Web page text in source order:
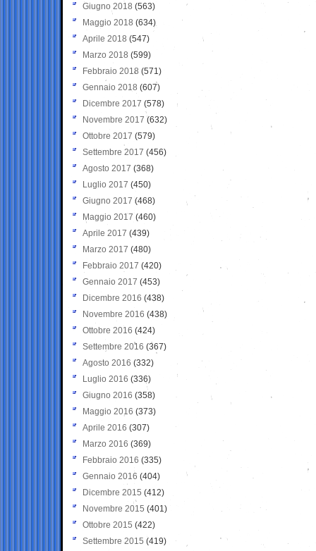
Giugno 2018 (563)
Maggio 2018 (634)
Aprile 2018 (547)
Marzo 2018 (599)
Febbraio 2018 (571)
Gennaio 2018 (607)
Dicembre 2017 (578)
Novembre 2017 (632)
Ottobre 2017 (579)
Settembre 2017 (456)
Agosto 2017 (368)
Luglio 2017 (450)
Giugno 2017 (468)
Maggio 2017 (460)
Aprile 2017 (439)
Marzo 2017 (480)
Febbraio 2017 (420)
Gennaio 2017 (453)
Dicembre 2016 (438)
Novembre 2016 (438)
Ottobre 2016 (424)
Settembre 2016 (367)
Agosto 2016 (332)
Luglio 2016 (336)
Giugno 2016 (358)
Maggio 2016 (373)
Aprile 2016 (307)
Marzo 2016 (369)
Febbraio 2016 (335)
Gennaio 2016 (404)
Dicembre 2015 (412)
Novembre 2015 (401)
Ottobre 2015 (422)
Settembre 2015 (419)